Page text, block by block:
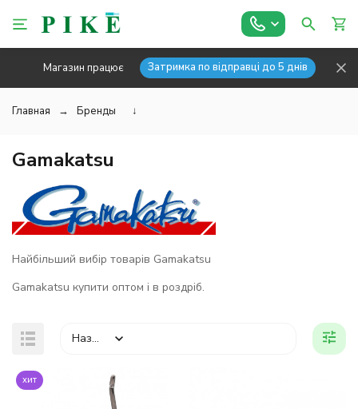
Магазин працює Затримка по відправці до 5 днів
Главная Бренды ↓
Gamakatsu
Найбільший вибір товарів Gamakatsu
Gamakatsu купити оптом і в роздріб.
Назва
хит